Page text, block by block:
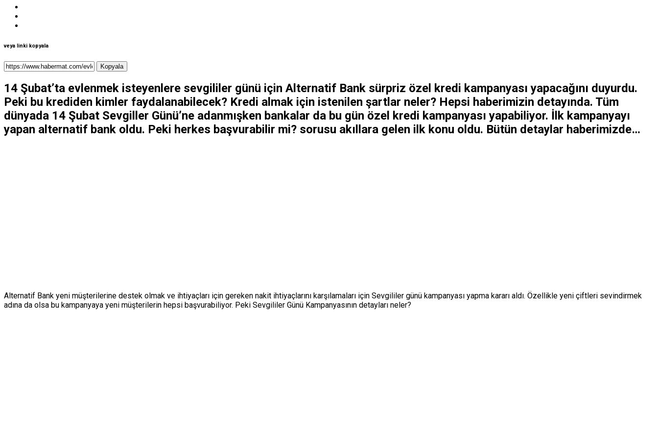
veya linki kopyala
Kopyala
14 Şubat’ta evlenmek isteyenlere sevgililer günü için Alternatif Bank sürpriz özel kredi kampanyası yapacağını duyurdu.
Peki bu krediden kimler faydalanabilecek? Kredi almak için istenilen şartlar neler? Hepsi haberimizin detayında. Tüm
dünyada 14 Şubat Sevgiller Günü’ne adanmışken bankalar da bu gün özel kredi kampanyası yapabiliyor. İlk kampanyayı
yapan alternatif bank oldu. Peki herkes başvurabilir mi? sorusu akıllara gelen ilk konu oldu. Bütün detaylar haberimizde…
Alternatif Bank yeni müşterilerine destek olmak ve ihtiyaçları için gereken nakit ihtiyaçlarını karşılamaları için Sevgililer günü kampanyası yapma kararı aldı. Özellikle yeni çiftleri sevindirmek
adına da olsa bu kampanyaya yeni müşterilerin hepsi başvurabiliyor. Peki Sevgililer Günü Kampanyasının detayları neler?